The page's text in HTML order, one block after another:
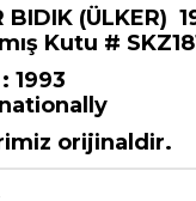
BIDIK (ÜLKER)
Kutu #
1993
orijinaldir.